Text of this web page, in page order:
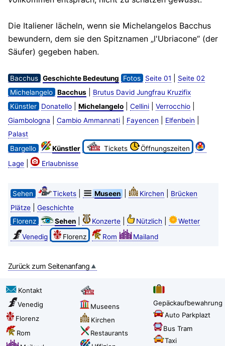
Die Italiener lächeln, wenn sie Michelangelos Bacchus
bewundern, dem sie den Spitznamen „l'Ubriacone“ (der
Säufer) gegeben haben.
Bacchus Geschichte Bedeutung Fotos Seite 01
Seite 02
Michelangelo Bacchus|
Brutus David Jungfrau Kruzifix
Künstler
Donatello| Michelangelo| Cellini| Verrocchio|
Giambologna Cambio Ammannati| Fayencen Elfenbein
Palast
Bargello
Künstler Tickets
Öffnungszeiten
Lage| Erlaubnisse
Sehen Tickets| Museen Kirchen
Brücken
Plätze| Geschichte
Florenz
Sehen| Konzerte| Nützlich
Wetter
Venedig
Florenz Rom Mailand
Zurück zum Seitenanfang
Kontakt
Venedig
Florenz
Rom
Museens
Kirchen
Restaurants
Gepäckaufbewahrung
Auto Parkplazt
Bus Tram
Taxi